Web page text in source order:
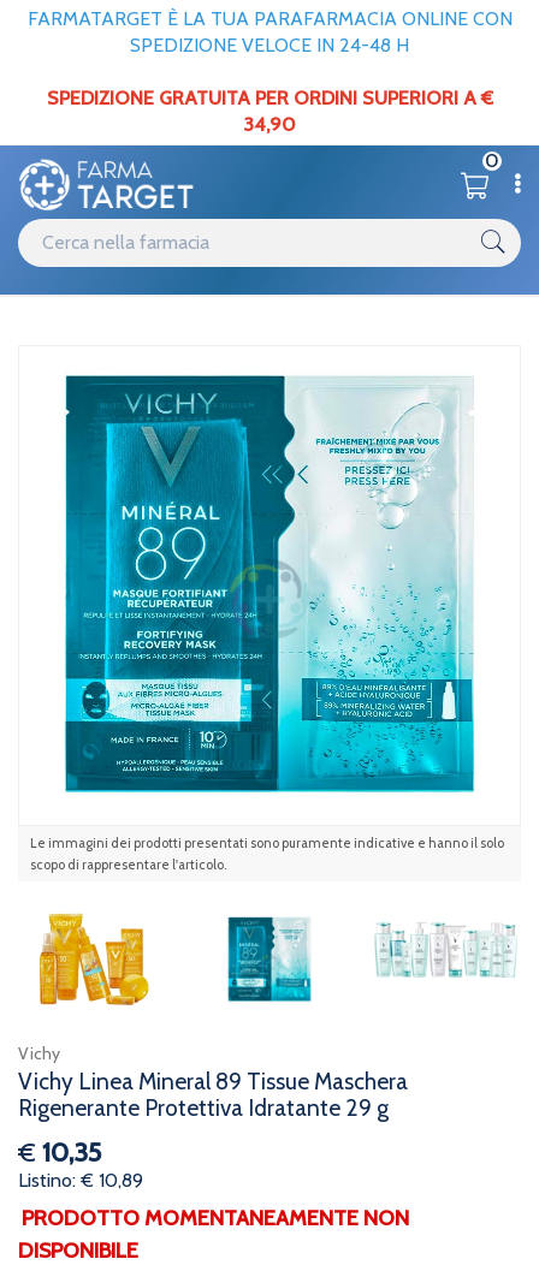
FARMATARGET È LA TUA PARAFARMACIA ONLINE CON
SPEDIZIONE VELOCE IN 24-48 H
SPEDIZIONE GRATUITA PER ORDINI SUPERIORI A €
34,90
0
Idratante 29 g
Le immagini dei prodotti presentati sono puramente indicative e hanno il solo
scopo di rappresentare l'articolo.
Vichy
Vichy Linea Mineral 89 Tissue Maschera
Rigenerante Protettiva Idratante 29 g
€ 10,35
Listino: € 10,89
PRODOTTO MOMENTANEAMENTE NON
DISPONIBILE